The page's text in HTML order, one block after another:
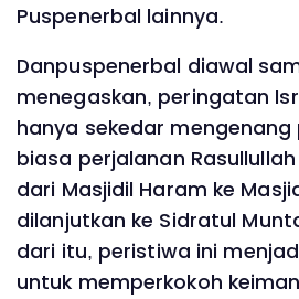
Puspenerbal lainnya.
Danpuspenerbal diawal
menegaskan, peringatan
hanya sekedar
biasa perjalanan
dari Masjidil Haram ke
dilanjutkan ke Sidratul
dari itu, peristiwa ini
untuk memperkokoh